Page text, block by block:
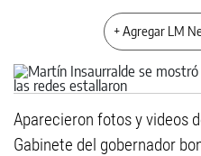
+ Agregar LM
Aparecieron fotos y videos
Gabinete del gobernador